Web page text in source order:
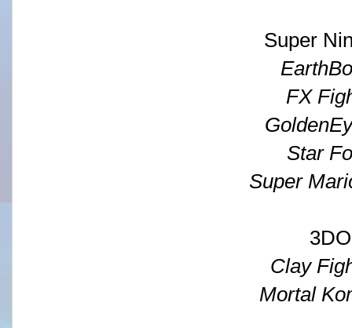
Super
FX
Star
Super
Clay
Mortal